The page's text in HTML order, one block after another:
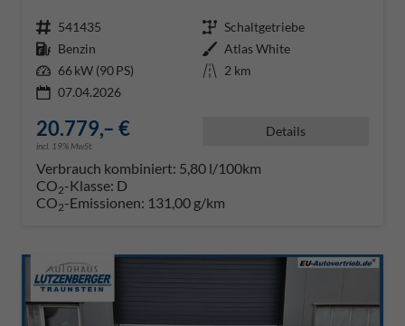
Fahrzeugnr. 541435 Getriebe Schaltgetriebe
Kraftstoff Benzin Außenfarbe Atlas White
Leistung 66 kW (90 PS) Kilometerstand 2 km
07.04.2026
20.779,– €
incl. 19% MwSt.
Details
Verbrauch kombiniert: 5,80 l/100km
CO2-Klasse: D
CO2-Emissionen: 131,00 g/km